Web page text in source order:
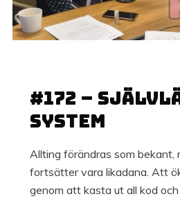
#172 –
system
Allting förändras som bekant,
fortsätter vara likadana. Att
genom att kasta ut all kod